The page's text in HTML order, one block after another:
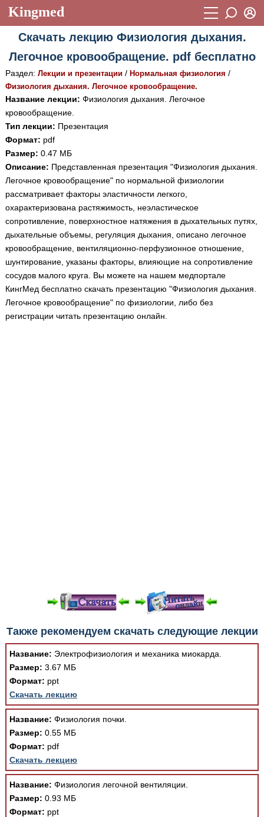
Kingmed
Учебный материал
Видеогалерея 899
Фотогалерея (1906)
Истории болезней
Лекции и презентации
Аккредитационные тесты
Методические рекомендации 1050
Научно-популярное
Статьи
Новости (244)
Медицинская стандартизация
Нормативы экстренной и неотложной помощи
Нормы лабораторных и инструментальных
Пароль
Восстановить пароль
Регистрация
Скачать лекцию Физиология дыхания.
Легочное кровообращение. pdf бесплатно
Раздел: Лекции и презентации/ Нормальная физиология /
Физиология дыхания. Легочное кровообращение.
Название лекции: Физиология дыхания. Легочное
кровообращение.
Тип лекции: Презентация
Формат: pdf
Размер: 0.47 МБ
Описание: Представленная презентация "Физиология дыхания.
Легочное кровообращение" по нормальной физиологии
рассматривает факторы эластичности легкого,
охарактеризована растяжимость, неэластическое
сопротивление, поверхностное натяжения в дыхательных путях,
дыхательные объемы, регуляция дыхания, описано легочное
кровообращение, вентиляционно-перфузионное отношение,
шунтирование, указаны факторы, влияющие на сопротивление
сосудов малого круга. Вы можете на нашем медпортале
КингМед бесплатно скачать презентацию "Физиология дыхания.
Легочное кровообращение" по физиологии, либо без
регистрации читать презентацию онлайн.
При просмотре в режиме "Читать онлайн" возможны
различные ошибки отображения документа в результате
отсутствия поддержки Вашим браузером шрифтов и
изменения размеров исходных шаблонов. При
скачивании документа данная ошибка устраняется Вашим
программным обеспечением автоматически.
Также рекомендуем скачать следующие лекции
Название: Электрофизиология и механика миокарда.
Размер: 3.67 МБ
Формат: ppt
Скачать лекцию
Название: Физиология почки.
Размер: 0.55 МБ
Формат: pdf
Скачать лекцию
Название: Физиология легочной вентиляции.
Размер: 0.93 МБ
Формат: ppt